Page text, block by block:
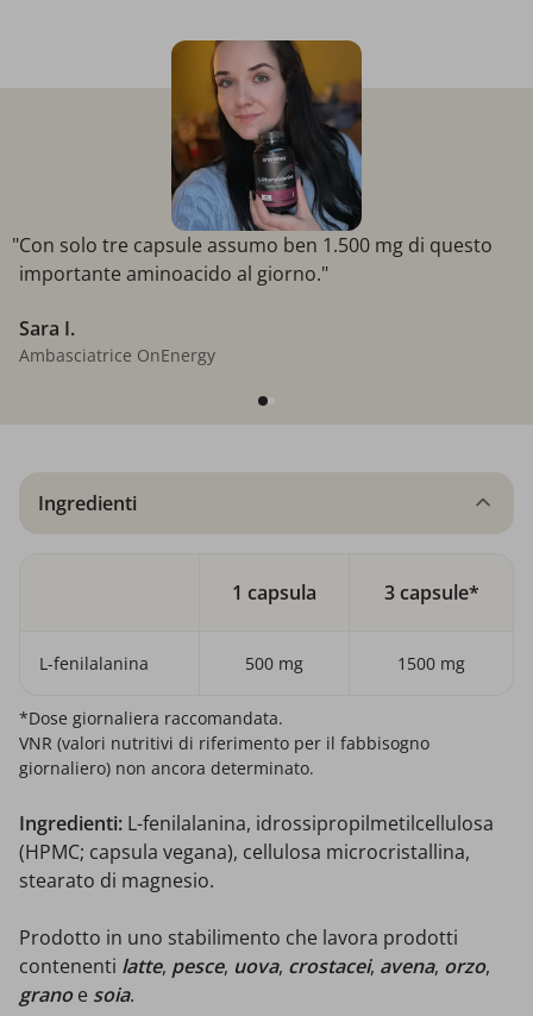
"Con solo tre capsule assumo ben 1.500 mg di questo
importante aminoacido al giorno."
Sara I.
Ambasciatrice OnEnergy
Ingredienti
1 capsula 3 capsule*
L-fenilalanina 500 mg 1500 mg
*Dose giornaliera raccomandata.
VNR (valori nutritivi di riferimento per il fabbisogno
giornaliero) non ancora determinato.
Ingredienti: L-fenilalanina, idrossipropilmetilcellulosa
(HPMC; capsula vegana), cellulosa microcristallina,
stearato di magnesio.
Prodotto in uno stabilimento che lavora prodotti
contenenti latte, pesce, uova, crostacei, avena, orzo,
granoe soia.